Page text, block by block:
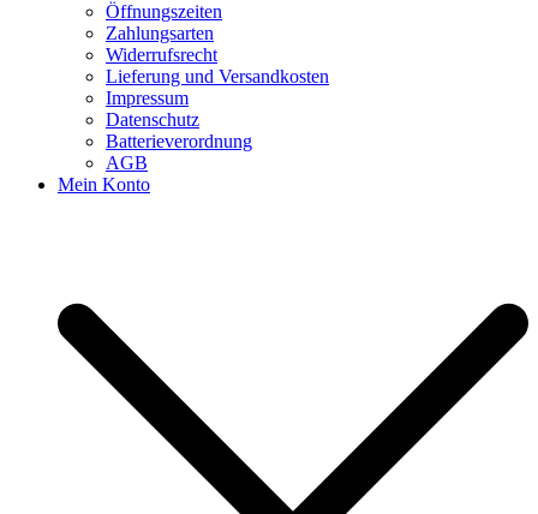
Öffnungszeiten
Zahlungsarten
Widerrufsrecht
Lieferung und Versandkosten
Impressum
Datenschutz
Batterieverordnung
AGB
Mein Konto